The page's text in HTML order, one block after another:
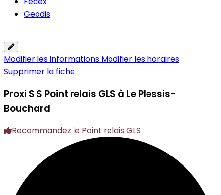
Geodis
Modifier les informations Modifier les horaires
Supprimer la fiche
Proxi S S Point relais GLS à Le Plessis-
Bouchard
Recommandez le Point relais GLS